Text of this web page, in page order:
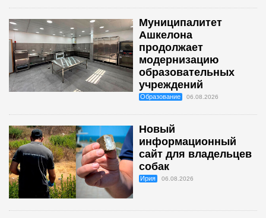
Муниципалитет
Ашкелона
продолжает
модернизацию
образовательных
учреждений
Образование 06.08.2026
Новый
информационный
сайт для владельцев
собак
Ирия 06.08.2026